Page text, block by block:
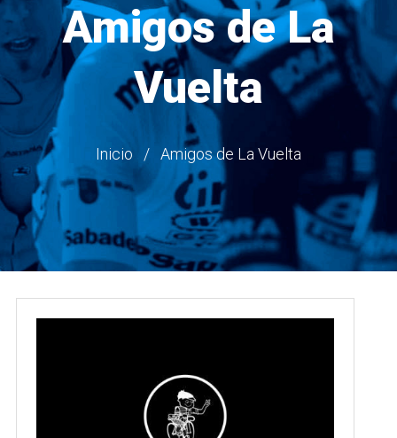
Amigos de La
Vuelta
Ruta
de
navegación
Inicio Amigos de La Vuelta